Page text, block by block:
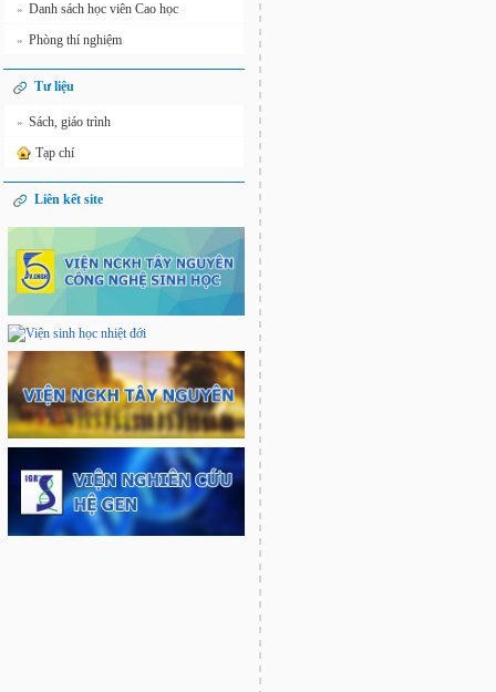
» Danh sách học viên Cao học
» Phòng thí nghiệm
Tư liệu
» Sách, giáo trình
Tạp chí
Liên kết site